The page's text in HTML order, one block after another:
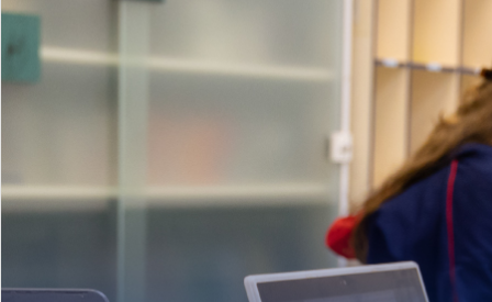
EDUCAÇÃO INFANTIL
Inglês todos os dias
MÉDIO
igh School
Dupla Diplomação